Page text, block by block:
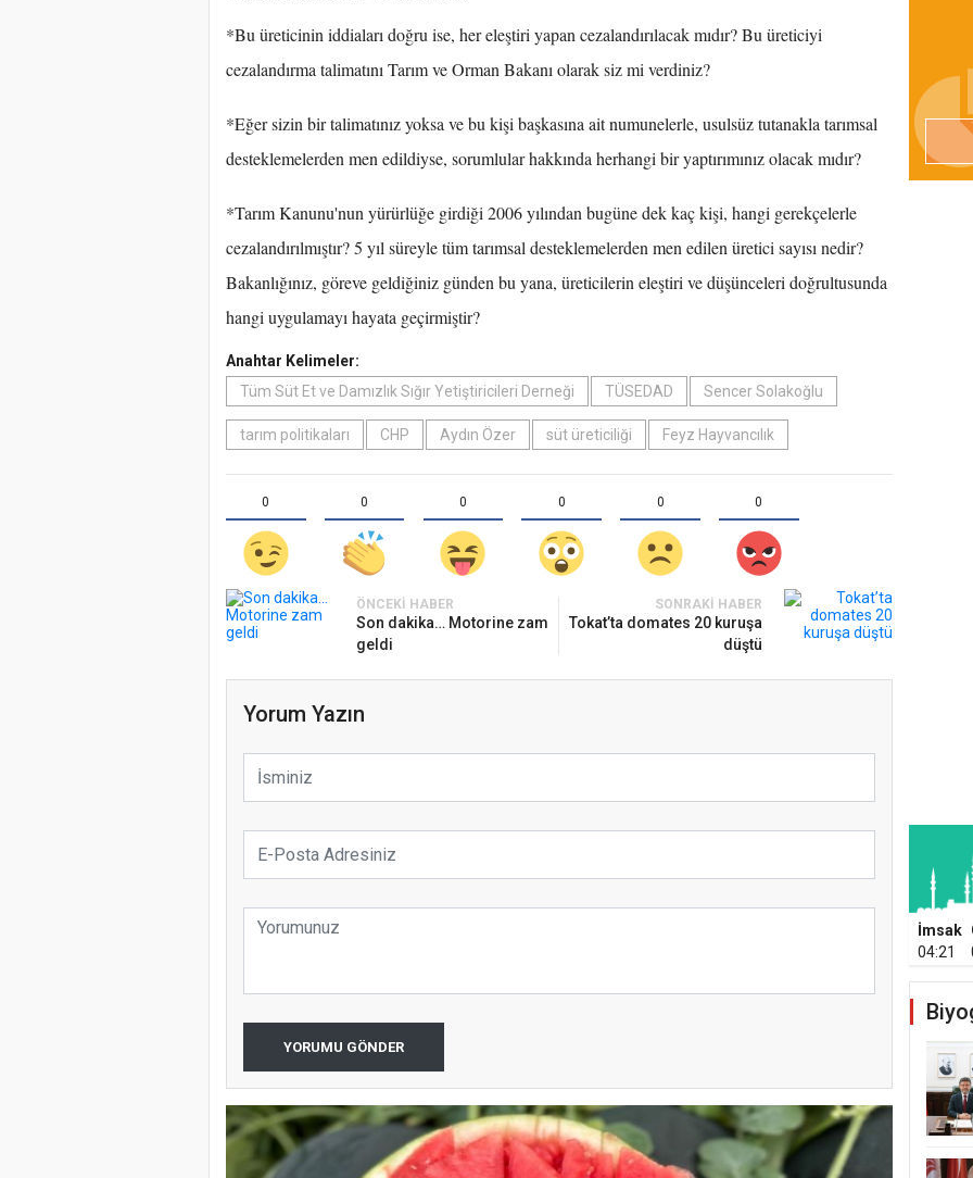
*Bu üreticinin iddiaları doğru ise, her eleştiri yapan cezalandırılacak mıdır? Bu üreticiyi
cezalandırma talimatını Tarım ve Orman Bakanı olarak siz mi verdiniz?
*Eğer sizin bir talimatınız yoksa ve bu kişi başkasına ait numunelerle, usulsüz tutanakla tarımsal
desteklemelerden men edildiyse, sorumlular hakkında herhangi bir yaptırımınız olacak mıdır?
*Tarım Kanunu'nun yürürlüğe girdiği 2006 yılından bugüne dek kaç kişi, hangi gerekçelerle
cezalandırılmıştır? 5 yıl süreyle tüm tarımsal desteklemelerden men edilen üretici sayısı nedir?
Bakanlığınız, göreve geldiğiniz günden bu yana, üreticilerin eleştiri ve düşünceleri doğrultusunda
hangi uygulamayı hayata geçirmiştir?
Anahtar Kelimeler:
Tüm Süt Et ve Damızlık Sığır Yetiştiricileri Derneği
TÜSEDAD Sencer Solakoğlu
tarım politikaları CHP Aydın Özer süt üreticiliği Feyz Hayvancılık
0 0 0 0 0 0
ÖNCEKI HABER
Son dakika… Motorine zam
geldi
SONRAKI HABER
Tokat’ta domates 20 kuruşa
düştü
Yorum Yazın
YORUMU GÖNDER
İmsak
04:21